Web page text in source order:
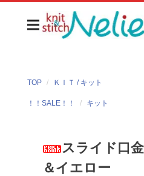
TOP ＫＩＴ / キット
！！SALE！！ キット
スライド口
＆イエロー